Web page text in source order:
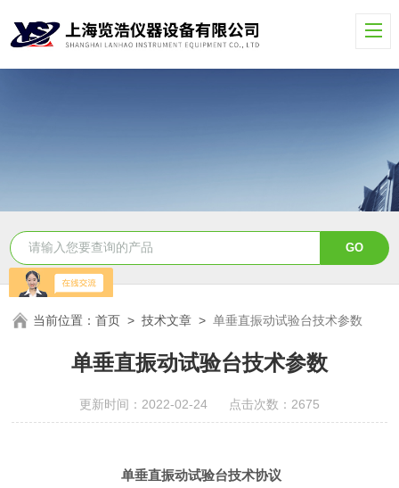
当前位置：首页 >技术文章 >单垂直振动试验台技术参数
单垂直振动试验台技术参数
更新时间：2022-02-24 点击次数：2675
单垂直振动试验台技术协议